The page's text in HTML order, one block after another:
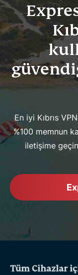
En iyi Kıbrıs
%100 memnun
iletişime geçin
Tüm Cihazlar